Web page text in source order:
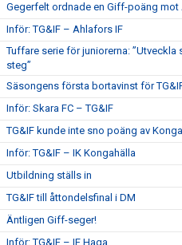
Gegerfelt ordnade en Giff-poäng mot
Inför: TG&IF – Ahlafors IF
Tuffare serie för juniorerna: ”Utveckla
steg”
Säsongens första bortavinst för
Inför: Skara FC – TG&IF
TG&IF kunde inte sno poäng av
Inför: TG&IF – IK Kongahälla
Utbildning ställs in
TG&IF till åttondelsfinal i DM
Äntligen Giff-seger!
Inför: TG&IF – IF Haga